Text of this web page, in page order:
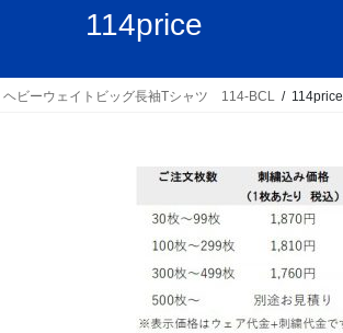
114price
ヘビーウェイトビッグ長袖Tシャツ 114-BCL 114price